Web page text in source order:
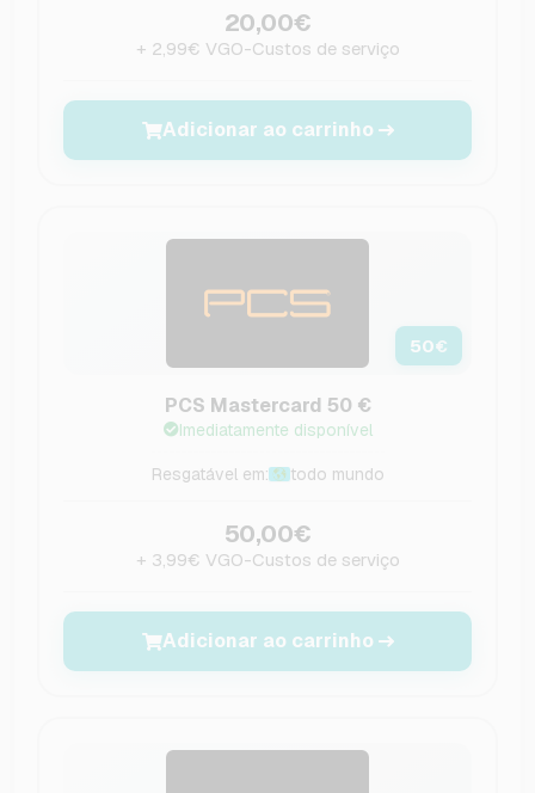
20,00€
+ 2,99€ VGO-Custos de serviço
Adicionar ao carrinho
50€
PCS Mastercard 50 €
Imediatamente disponível
Resgatável em: todo mundo
50,00€
+ 3,99€ VGO-Custos de serviço
Adicionar ao carrinho